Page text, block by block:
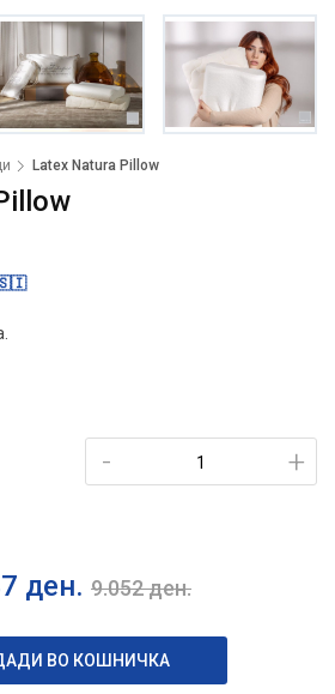
Latex Natura Pillow
🇸🇮
+
-
ден. 9.052ден.
ВО КОШНИЧКА